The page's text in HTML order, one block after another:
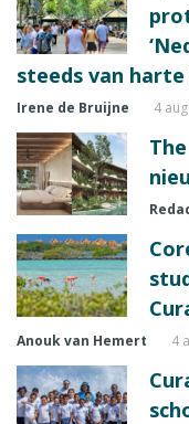
steeds van harte
Irene de Bruijne 4
Anouk van Hemert 4